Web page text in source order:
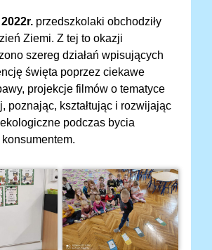
przedszkolaki obchodziły
Ziemi. Z tej to okazji
szereg działań wpisujących
święta poprzez ciekawe
projekcje filmów o tematyce
poznając, kształtując i rozwijając
podczas bycia